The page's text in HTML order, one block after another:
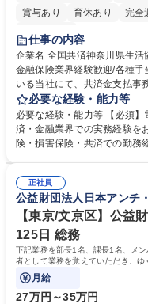
賞与あり
育休あり 完全
土日祝休み
仕事の内容
企業名 全国共済神奈川県生活協同組合 求人名 横浜市【
金融保険業界経験歓迎/各種手当充実/転勤無 仕事
いる当社にて、共済金支払事
付・内容確認・審査・データ
い合わせ電話対応や書類発送等を担当します
内容確認、および共済金支払
用システムへのデータ入力、
指定する業務 募集職種 横浜市【共済金支払事務】金融保険業界経験歓迎/
各種手当充実/転勤無
必要な経験・能力等
必要な経験・能力等 【必須
済・金融業界での実務経験を
険・損害保険・共済での勤務
務へのキャリアチェンジ希望者も大歓迎です
大学 高専 短大 専修学校 高校
正社員
公益財団法人日本アンチ
【東京/文京区】公益
125日 総務
下記業務を部長1名、課長1名、メ
者として業務を覚えていただき、ゆ
躍いただくことを期待しています。
月給
27万円～35万円